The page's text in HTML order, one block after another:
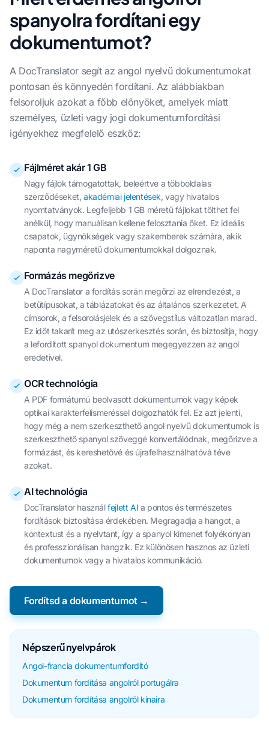
spanyolra fordítani egy
dokumentumot?
A DocTranslator segít az angol nyelvű dokumentumokat
pontosan és könnyedén fordítani. Az alábbiakban
felsoroljuk azokat a főbb előnyöket, amelyek miatt
személyes, üzleti vagy jogi dokumentumfordítási
igényekhez megfelelő eszköz:
Fájlméret akár 1 GB
Nagy fájlok támogatottak, beleértve a többoldalas
szerződéseket, akadémiai jelentések, vagy hivatalos
nyomtatványok. Legfeljebb 1 GB méretű fájlokat tölthet fel
anélkül, hogy manuálisan kellene felosztania őket. Ez ideális
csapatok, ügynökségek vagy szakemberek számára, akik
naponta nagyméretű dokumentumokkal dolgoznak.
Formázás megőrizve
A DocTranslator a fordítás során megőrzi az elrendezést, a
betűtípusokat, a táblázatokat és az általános szerkezetet. A
címsorok, a felsorolásjelek és a szövegstílus változatlan marad.
Ez időt takarít meg az utószerkesztés során, és biztosítja, hogy
a lefordított spanyol dokumentum megegyezzen az angol
eredetivel.
OCR technológia
A PDF formátumú beolvasott dokumentumok vagy képek
optikai karakterfelismeréssel dolgozhatók fel. Ez azt jelenti,
hogy még a nem szerkeszthető angol nyelvű dokumentumok is
szerkeszthető spanyol szöveggé konvertálódnak, megőrizve a
formázást, és kereshetővé és újrafelhasználhatóvá téve
azokat.
AI technológia
DocTranslator használfejlett AI a pontos és természetes
fordítások biztosítása érdekében. Megragadja a hangot, a
kontextust és a nyelvtant, így a spanyol kimenet folyékonyan
és professzionálisan hangzik. Ez különösen hasznos az üzleti
dokumentumok vagy a hivatalos kommunikáció.
Fordítsd a dokumentumot →
Népszerű nyelvpárok
Angol-francia dokumentumfordító
Dokumentum fordítása angolról portugálra
Dokumentum fordítása angolról kínaira